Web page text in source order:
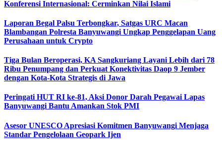
Konferensi Internasional: Cerminkan Nilai Islami
Laporan Begal Palsu Terbongkar, Satgas URC Macan
Blambangan Polresta Banyuwangi Ungkap Penggelapan Uang
Perusahaan untuk Crypto
Tiga Bulan Beroperasi, KA Sangkuriang Layani Lebih dari 78
Ribu Penumpang dan Perkuat Konektivitas Daop 9 Jember
dengan Kota-Kota Strategis di Jawa
Peringati HUT RI ke-81, Aksi Donor Darah Pegawai Lapas
Banyuwangi Bantu Amankan Stok PMI
Asesor UNESCO Apresiasi Komitmen Banyuwangi Menjaga
Standar Pengelolaan Geopark Ijen